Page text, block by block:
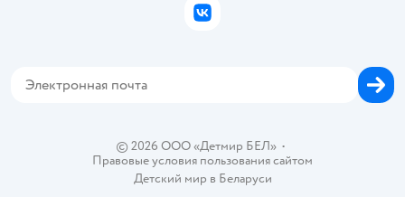
Политика использования файлов cookie
Бонусные карты
© 2026 ООО «Детмир БЕЛ»•
Правовые условия пользования сайтом
Детский мир в Беларуси
ВКонтакте